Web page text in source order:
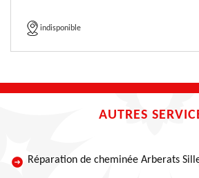
indisponible
AUTRES
Réparation de cheminée Arberats